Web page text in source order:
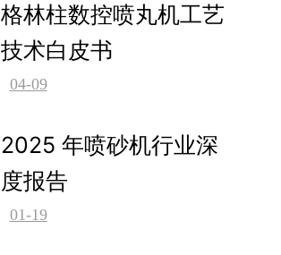
格林柱数控喷丸机工艺
技术白皮书
04-09
2025 年喷砂机行业深
度报告
01-19